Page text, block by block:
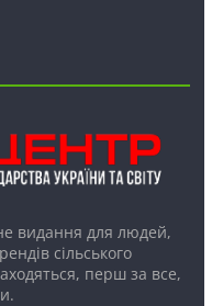
видання для людей,
сільського
перш за все,